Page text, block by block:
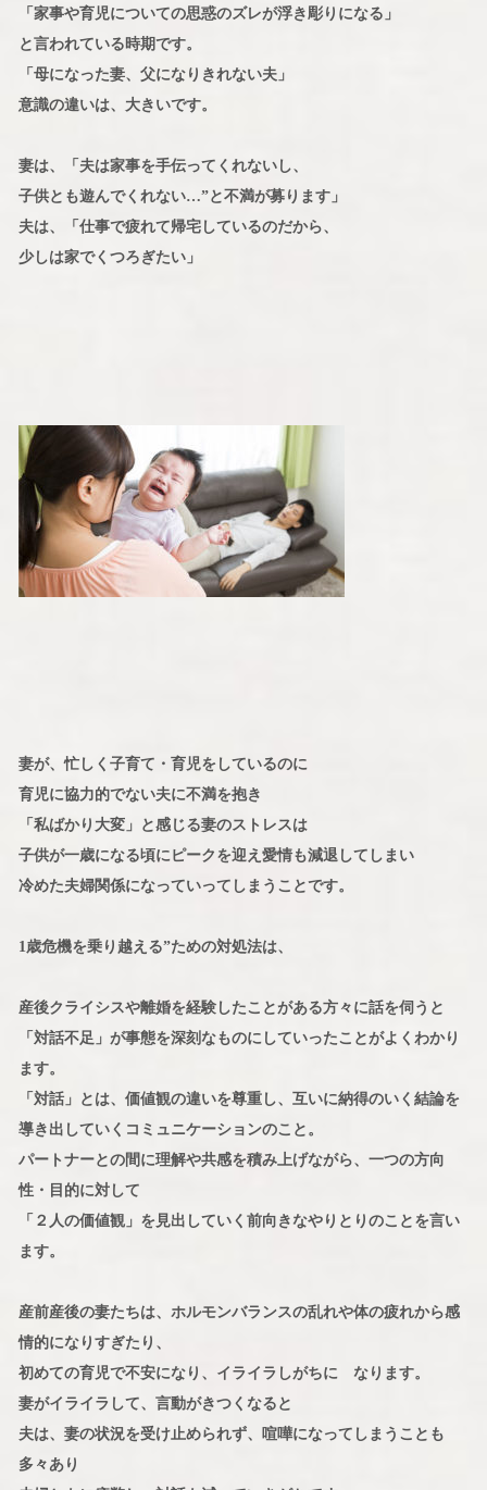
「家事や育児についての思惑のズレが浮き彫りになる」
と言われている時期です。
「母になった妻、父になりきれない夫」
意識の違いは、大きいです。
妻は、「夫は家事を手伝ってくれないし、
子供とも遊んでくれない…”と不満が募ります」
夫は、「仕事で疲れて帰宅しているのだから、
少しは家でくつろぎたい」
妻が、忙しく子育て・育児をしているのに
育児に協力的でない夫に不満を抱き
「私ばかり大変」と感じる妻のストレスは
子供が一歳になる頃にピークを迎え愛情も減退してしまい
冷めた夫婦関係になっていってしまうことです。
1歳危機を乗り越える”ための対処法は、
産後クライシスや離婚を経験したことがある方々に話を伺うと
「対話不足」が事態を深刻なものにしていったことがよくわかり
ます。
「対話」とは、価値観の違いを尊重し、互いに納得のいく結論を
導き出していくコミュニケーションのこと。
パートナーとの間に理解や共感を積み上げながら、一つの方向
性・目的に対して
「２人の価値観」を見出していく前向きなやりとりのことを言い
ます。
産前産後の妻たちは、ホルモンバランスの乱れや体の疲れから感
情的になりすぎたり、
初めての育児で不安になり、イライラしがちに なります。
妻がイライラして、言動がきつくなると
夫は、妻の状況を受け止められず、喧嘩になってしまうことも
多々あり